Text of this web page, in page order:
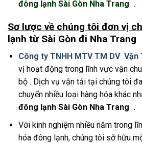
đông lạnh Sài Gòn Nha Trang .
Sơ lược về chúng tôi đơn vị
lạnh từ Sài Gòn đi Nha Trang
Công ty TNHH MTV TM DV Vận
vị hoạt động trong lĩnh vực vận
bộ . Dịch vụ vận tải tại chúng tôi
chuyển nhiều loại hàng hóa khác
đông lạnh Sài Gòn Nha Trang .
Với kinh nghiệm nhiều năm trong
hóa đông lạnh, chúng tôi sỡ hữu